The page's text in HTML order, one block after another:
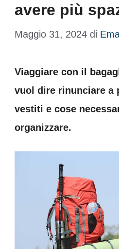
avere più
Maggio 31, 2024 di
Viaggiare con il
vuol dire rinunciare a
vestiti e cose
organizzare.